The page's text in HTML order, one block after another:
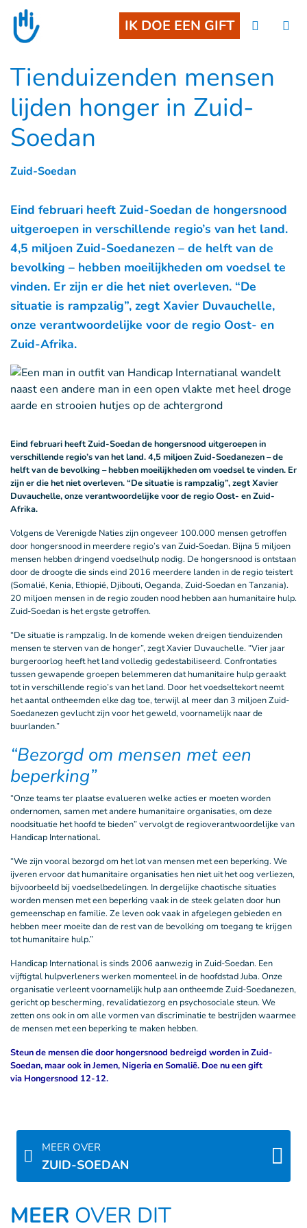
Goto main content
IK DOE EEN GIFT
Tienduizenden mensen
lijden honger in Zuid-
Soedan
Zuid-Soedan
Eind februari heeft Zuid-Soedan de hongersnood
uitgeroepen in verschillende regio’s van het land.
4,5 miljoen Zuid-Soedanezen – de helft van de
bevolking – hebben moeilijkheden om voedsel te
vinden. Er zijn er die het niet overleven. “De
situatie is rampzalig”, zegt Xavier Duvauchelle,
onze verantwoordelijke voor de regio Oost- en
Zuid-Afrika.
Eind februari heeft Zuid-Soedan de hongersnood uitgeroepen in
verschillende regio’s van het land. 4,5 miljoen Zuid-Soedanezen – de
helft van de bevolking – hebben moeilijkheden om voedsel te vinden. Er
zijn er die het niet overleven. “De situatie is rampzalig”, zegt Xavier
Duvauchelle, onze verantwoordelijke voor de regio Oost- en Zuid-
Afrika.
Volgens de Verenigde Naties zijn ongeveer 100.000 mensen getroffen
door hongersnood in meerdere regio’s van Zuid-Soedan. Bijna 5 miljoen
mensen hebben dringend voedselhulp nodig. De hongersnood is ontstaan
door de droogte die sinds eind 2016 meerdere landen in de regio teistert
(Somalië, Kenia, Ethiopië, Djibouti, Oeganda, Zuid-Soedan en Tanzania).
20 miljoen mensen in de regio zouden nood hebben aan humanitaire hulp.
Zuid-Soedan is het ergste getroffen.
“De situatie is rampzalig. In de komende weken dreigen tienduizenden
mensen te sterven van de honger”, zegt Xavier Duvauchelle. “Vier jaar
burgeroorlog heeft het land volledig gedestabiliseerd. Confrontaties
tussen gewapende groepen belemmeren dat humanitaire hulp geraakt
tot in verschillende regio’s van het land. Door het voedseltekort neemt
het aantal ontheemden elke dag toe, terwijl al meer dan 3 miljoen Zuid-
Soedanezen gevlucht zijn voor het geweld, voornamelijk naar de
buurlanden.”
“Bezorgd om mensen met een
beperking”
“Onze teams ter plaatse evalueren welke acties er moeten worden
ondernomen, samen met andere humanitaire organisaties, om deze
noodsituatie het hoofd te bieden” vervolgt de regioverantwoordelijke van
Handicap International.
“We zijn vooral bezorgd om het lot van mensen met een beperking. We
ijveren ervoor dat humanitaire organisaties hen niet uit het oog verliezen,
bijvoorbeeld bij voedselbedelingen. In dergelijke chaotische situaties
worden mensen met een beperking vaak in de steek gelaten door hun
gemeenschap en familie. Ze leven ook vaak in afgelegen gebieden en
hebben meer moeite dan de rest van de bevolking om toegang te krijgen
tot humanitaire hulp.”
Handicap International is sinds 2006 aanwezig in Zuid-Soedan. Een
vijftigtal hulpverleners werken momenteel in de hoofdstad Juba. Onze
organisatie verleent voornamelijk hulp aan ontheemde Zuid-Soedanezen,
gericht op bescherming, revalidatiezorg en psychosociale steun. We
zetten ons ook in om alle vormen van discriminatie te bestrijden waarmee
de mensen met een beperking te maken hebben.
Steun de mensen die door hongersnood bedreigd worden in Zuid-
Soedan, maar ook in Jemen, Nigeria en Somalië. Doe nu een gift
via Hongersnood 12-12.
MEER OVER
ZUID-SOEDAN
MEER OVER DIT